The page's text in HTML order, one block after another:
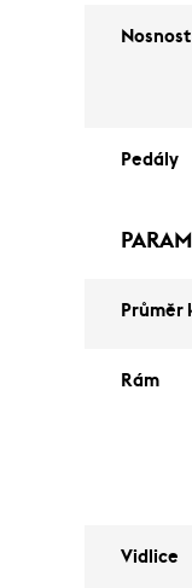
Pedály
Průměr
Rám
Vidlice